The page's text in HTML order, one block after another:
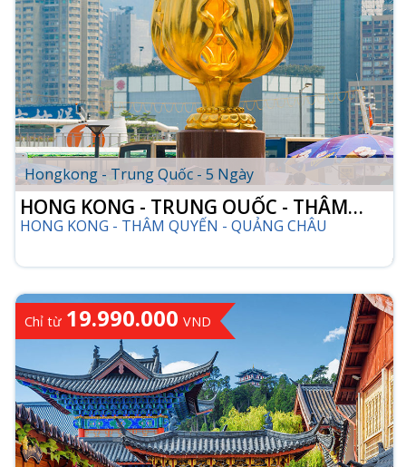
Hongkong - Trung Quốc - 5 Ngày
HONG KONG - TRUNG QUỐC - THÂM
QUYẾN - QUẢNG CHÂU
HONG KONG - THÂM QUYẾN - QUẢNG CHÂU
CHI TIẾT TOUR
Chỉ từ 19.990.000 VND